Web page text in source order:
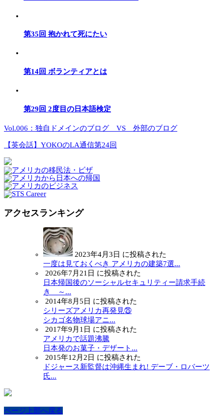
第35回 抱かれて死にたい
第14回 ボランティアとは
第29回 2度目の日本語検定
Vol.006：独自ドメインのブログ VS 外部のブログ
【英会話】YOKOのLA通信第24回
アクセスランキング
2023年4月3日 に投稿された
一度は見ておくべき アメリカの建築7選...
2026年7月21日 に投稿された
日本帰国後のソーシャルセキュリティー請求手続
き ～...
2014年8月5日 に投稿された
シリーズアメリカ再発見㉕
シカゴ名物球場アニ...
2017年9月1日 に投稿された
アメリカで話題沸騰
日本発のお菓子・デザート...
2015年12月2日 に投稿された
ドジャース新監督は沖縄生まれ! デーブ・ロバーツ
氏...
ページ上部へ戻る